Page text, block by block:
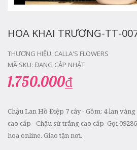
HOA KHAI TRƯƠNG-TT-
THƯƠNG HIỆU: CALLA'S FLOWERS
MÃ SKU: ĐANG CẬP NHẬT
1.750.000₫
Chậu Lan Hồ Điệp 7 cây - Gồm: 4 lan
cao cấp - Chậu sứ trắng cao cấp Gọi
hoa online. Giao tận nơi.